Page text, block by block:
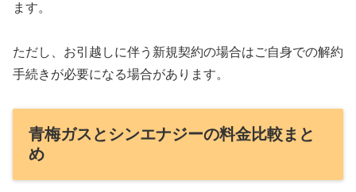
ます。
ただし、お引越しに伴う新規契約の場合はご自身での解約
手続きが必要になる場合があります。
青梅ガスとシンエナジーの料金比較まと
め